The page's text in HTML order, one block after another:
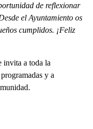
de reflexionar
el Ayuntamiento os
cumplidos. ¡Feliz
invita a toda la
y a